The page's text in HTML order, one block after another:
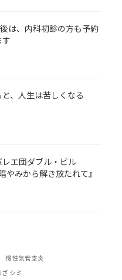
は、内科初診の方も予約
す
、人生は苦しくなる
レエ団ダブル・ビル
やみから解き放たれて』
性気管支炎
ざ シミ